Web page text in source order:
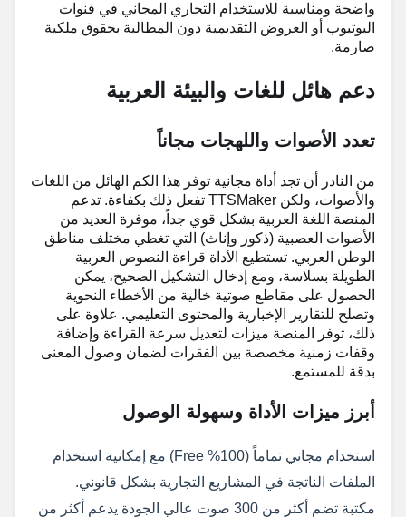
واضحة ومناسبة للاستخدام التجاري المجاني في قنوات
اليوتيوب أو العروض التقديمية دون المطالبة بحقوق ملكية
صارمة.
دعم هائل للغات والبيئة العربية
تعدد الأصوات واللهجات مجاناً
من النادر أن تجد أداة مجانية توفر هذا الكم الهائل من اللغات
والأصوات، ولكن TTSMaker تفعل ذلك بكفاءة. تدعم
المنصة اللغة العربية بشكل قوي جداً، موفرة العديد من
الأصوات العصبية (ذكور وإناث) التي تغطي مختلف مناطق
الوطن العربي. تستطيع الأداة قراءة النصوص العربية
الطويلة بسلاسة، ومع إدخال التشكيل الصحيح، يمكن
الحصول على مقاطع صوتية خالية من الأخطاء النحوية
وتصلح للتقارير الإخبارية والمحتوى التعليمي. علاوة على
ذلك، توفر المنصة ميزات لتعديل سرعة القراءة وإضافة
وقفات زمنية مخصصة بين الفقرات لضمان وصول المعنى
بدقة للمستمع.
أبرز ميزات الأداة وسهولة الوصول
استخدام مجاني تماماً (100% Free) مع إمكانية استخدام
الملفات الناتجة في المشاريع التجارية بشكل قانوني.
مكتبة تضم أكثر من 300 صوت عالي الجودة يدعم أكثر من